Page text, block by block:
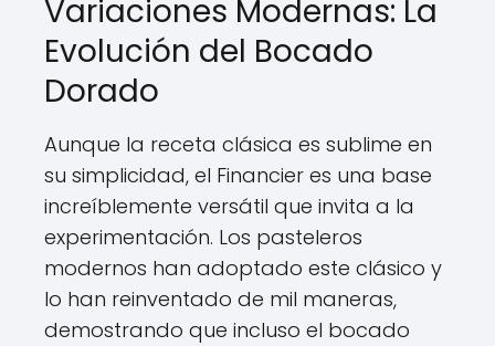
Variaciones Modernas: La
Evolución del Bocado
Dorado
Aunque la receta clásica es sublime en
su simplicidad, el Financier es una base
increíblemente versátil que invita a la
experimentación. Los pasteleros
modernos han adoptado este clásico y
lo han reinventado de mil maneras,
demostrando que incluso el bocado